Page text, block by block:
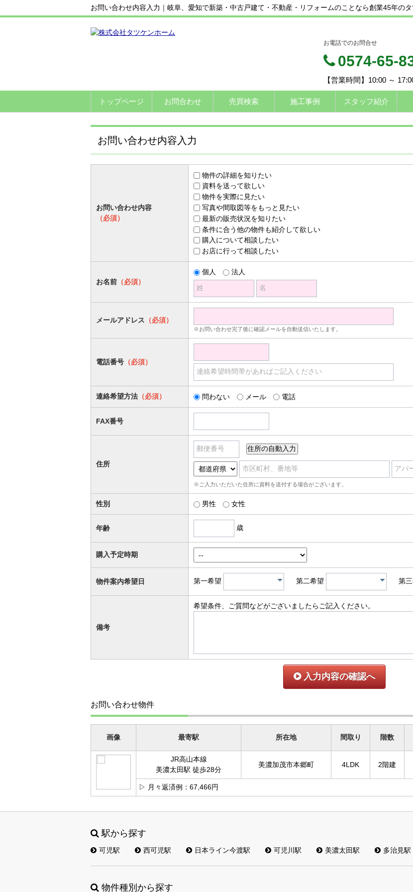
お問い合わせ内容入力｜岐阜、愛知で新築・中古戸建て・不動産・リフォームのことなら創業45年の
お電話でのお問合せ
0574-65-
【営業時間】10:00 ～
トップページ お問合わせ 売買検索 施工事例 スタッフ紹介
お問い合わせ内容入力
お問い合わせ内容
（必須）
物件の詳細を知りたい
資料を送って欲しい
物件を実際に見たい
写真や間取図等をもっと見たい
最新の販売状況を知りたい
条件に合う他の物件も紹介して欲しい
購入について相談したい
お店に行って相談したい
お名前 （必須）
個人
法人
姓
名
メールアドレス （必須）
※お問い合わせ完了後に確認メールを自動送信いたします。
電話番号 （必須）
連絡希望時間帯があればご記入ください
連絡希望方法 （必須） 問わない メール 電話
FAX番号
住所
郵便番号
市区町村、番地等 アパ
※ご入力いただいた住所に資料を送付する場合がございます。
性別 男性 女性
年齢 歳
購入予定時期
物件案内希望日 第一希望 第二希望 第
備考
希望条件、ご質問などがございましたらご記入ください。
入力内容の確認へ
お問い合わせ物件
画像 最寄駅 所在地 間取り 階数
JR高山本線
美濃太田駅 徒歩28分
美濃加茂市本郷町 4LDK 2階建
▷ 月々返済例：67,466円
駅から探す
可児駅 西可児駅 日本ライン今渡駅 可児川駅 美濃太田駅 多治見駅
物件種別から探す